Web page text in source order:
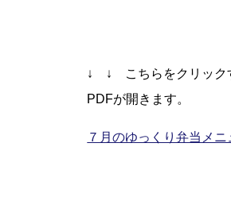
↓ ↓ こちらをクリック
PDFが開きます。
７月のゆっくり弁当メニ